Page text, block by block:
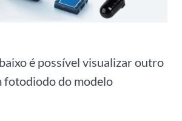
é possível visualizar outro
fotodiodo do modelo